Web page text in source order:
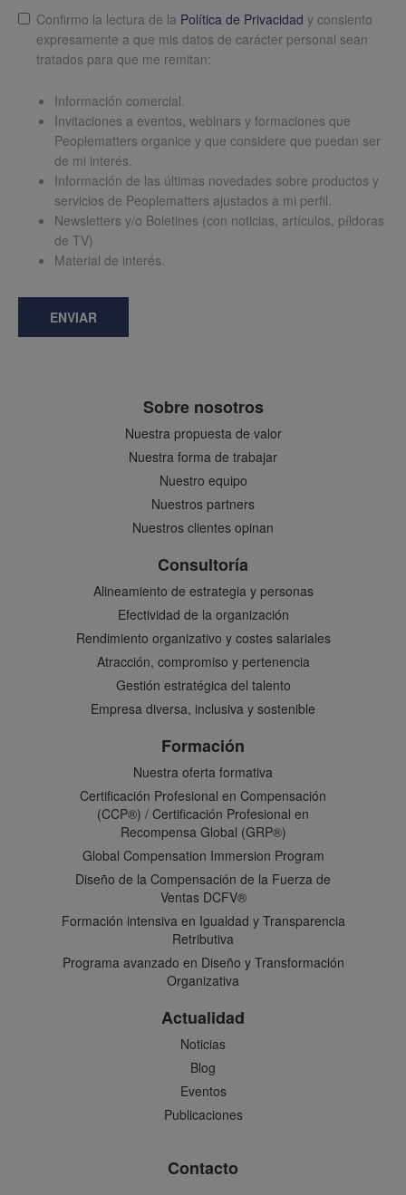
LopdConfirmo la lectura de la Política de Privacidad y consiento
expresamente a que mis datos de carácter personal sean
tratados para que me remitan:
Información comercial.
Invitaciones a eventos, webinars y formaciones que
Peoplematters organice y que considere que puedan ser
de mi interés.
Información de las últimas novedades sobre productos y
servicios de Peoplematters ajustados a mi perfil.
Newsletters y/o Boletines (con noticias, artículos, píldoras
de TV)
Material de interés.
ENVIAR
Sobre nosotros
Nuestra propuesta de valor
Nuestra forma de trabajar
Nuestro equipo
Nuestros partners
Nuestros clientes opinan
Consultoría
Alineamiento de estrategia y personas
Efectividad de la organización
Rendimiento organizativo y costes salariales
Atracción, compromiso y pertenencia
Gestión estratégica del talento
Empresa diversa, inclusiva y sostenible
Formación
Nuestra oferta formativa
Certificación Profesional en Compensación
(CCP®) / Certificación Profesional en
Recompensa Global (GRP®)
Global Compensation Immersion Program
Diseño de la Compensación de la Fuerza de
Ventas DCFV®
Formación intensiva en Igualdad y Transparencia
Retributiva
Programa avanzado en Diseño y Transformación
Organizativa
Actualidad
Noticias
Blog
Eventos
Publicaciones
Contacto